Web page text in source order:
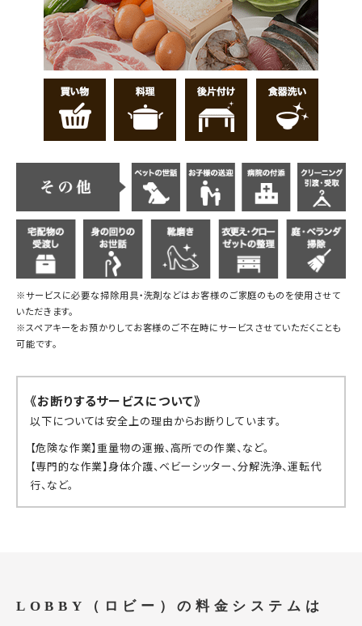
※サービスに必要な掃除用具・洗剤などはお客様のご家庭のものを使用させて
いただきます。
※スペアキーをお預かりしてお客様のご不在時にサービスさせていただくことも
可能です。
《お断りするサービスについて》
以下については安全上の理由からお断りしています。
【危険な作業】重量物の運搬、高所での作業、など。
【専門的な作業】身体介護、ベビーシッター、分解洗浄、運転代
行、など。
LOBBY（ロビー）の料金システムは